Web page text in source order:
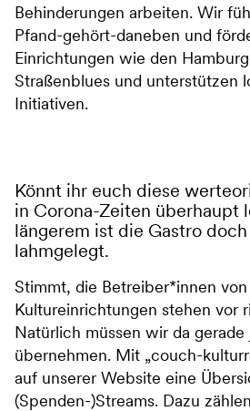
Behinderungen arbeiten. Wir
Pfand-gehört-daneben und
Einrichtungen wie den
Straßenblues und unterstützen
Initiativen.
Könnt ihr euch diese
in Corona-Zeiten überhaupt
längerem ist die Gastro
lahmgelegt.
Stimmt, die Betreiber*innen
Kultureinrichtungen stehen vor
Natürlich müssen wir da
übernehmen. Mit „couch-
auf unserer Website eine
(Spenden-)Streams. Dazu